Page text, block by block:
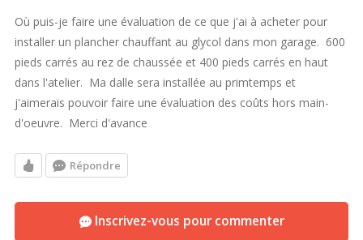
Où puis-je faire une évaluation de ce que j'ai à acheter pour
installer un plancher chauffant au glycol dans mon garage. 600
pieds carrés au rez de chaussée et 400 pieds carrés en haut
dans l'atelier. Ma dalle sera installée au primtemps et
j'aimerais pouvoir faire une évaluation des coûts hors main-
d'oeuvre. Merci d'avance
Répondre
Inscrivez-vous pour commenter